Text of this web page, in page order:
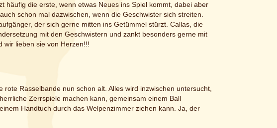
häufig die erste, wenn etwas Neues ins Spiel kommt, dabei aber
schon mal dazwischen, wenn die Geschwister sich streiten.
der sich gerne mitten ins Getümmel stürzt. Callas, die
mit den Geschwistern und zankt besonders gerne mit
wir lieben sie von Herzen!!!
Rasselbande nun schon alt. Alles wird inzwischen untersucht,
Zerrspiele machen kann, gemeinsam einem Ball
Handtuch durch das Welpenzimmer ziehen kann. Ja, der